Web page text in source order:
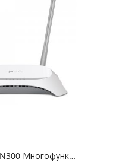
TL-WR842N N300 Многофункциональный Wi-Fi роутер с поддержкой 3G/4G